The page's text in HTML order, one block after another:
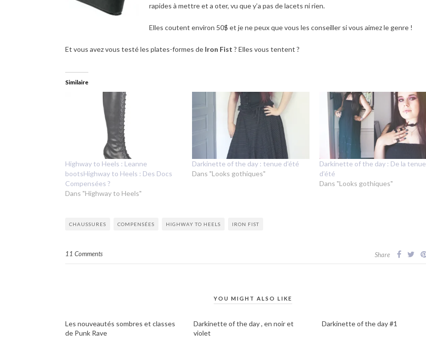
rapides à mettre et a oter, vu que y’a pas de lacets ni rien.
Elles coutent environ 50$ et je ne peux que vous les conseiller si vous aimez le genre !
Et vous avez vous testé les plates-formes de Iron Fist ? Elles vous tentent ?
Similaire
Highway to Heels : Leanne
bootsHighway to Heels : Des Docs
Compensées ?
Dans "Highway to Heels"
Darkinette of the day : tenue d’été
Dans "Looks gothiques"
Darkinette of the day : De la tenue
d’été
Dans "Looks gothiques"
CHAUSSURES COMPENSÉES HIGHWAY TO HEELS IRON FIST
11 Comments Share
YOU MIGHT ALSO LIKE
Les nouveautés sombres et classes
de Punk Rave
Darkinette of the day , en noir et
violet
Darkinette of the day #1